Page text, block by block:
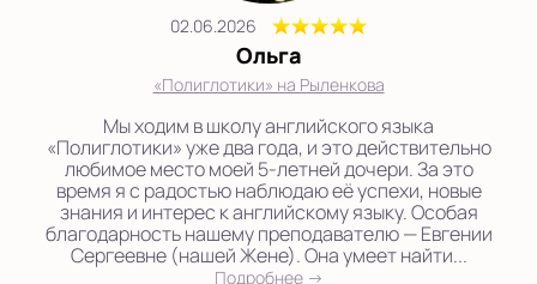
02.06.2026
Ольга
«Полиглотики» на Рыленкова
Мы ходим в школу английского языка
«Полиглотики» уже два года, и это действительно
любимое место моей 5-летней дочери. За это
время я с радостью наблюдаю её успехи, новые
знания и интерес к английскому языку. Особая
благодарность нашему преподавателю — Евгении
Сергеевне (нашей Жене). Она умеет найти...
Подробнее →